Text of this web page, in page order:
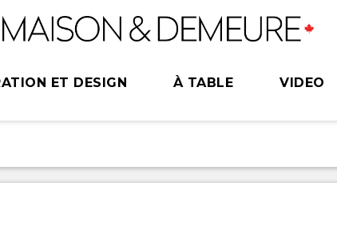
ET DESIGN À TABLE VIDEO